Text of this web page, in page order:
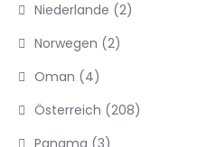
Niederlande (2)
Norwegen (2)
Oman (4)
Österreich (208)
Panama (3)